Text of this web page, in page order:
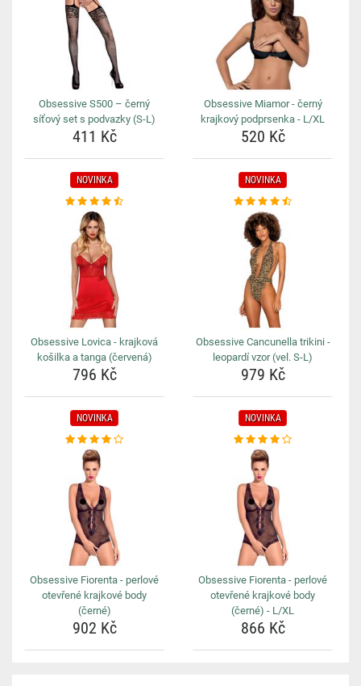
Obsessive S500 – černý
síťový set s podvazky (S-L)
411 Kč
Obsessive Miamor - černý
krajkový podprsenka - L/XL
520 Kč
NOVINKA
Obsessive Lovica - krajková
košilka a tanga (červená)
796 Kč
NOVINKA
Obsessive Cancunella trikini -
leopardí vzor (vel. S-L)
979 Kč
NOVINKA
Obsessive Fiorenta - perlové
otevřené krajkové body
(černé)
902 Kč
NOVINKA
Obsessive Fiorenta - perlové
otevřené krajkové body
(černé) - L/XL
866 Kč